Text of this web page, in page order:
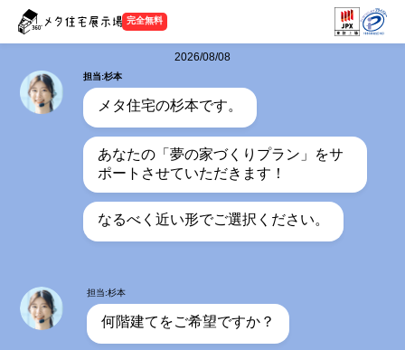
完全無料
2026/08/08
担当:杉本
メタ住宅の杉本です。
あなたの「夢の家づくりプラン」をサ
ポートさせていただきます！
なるべく近い形でご選択ください。
担当:杉本
何階建てをご希望ですか？